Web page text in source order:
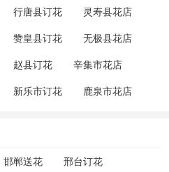
行唐县订花 灵寿县花店
赞皇县订花 无极县花店
赵县订花 辛集市花店
新乐市订花 鹿泉市花店
邯郸送花 邢台订花